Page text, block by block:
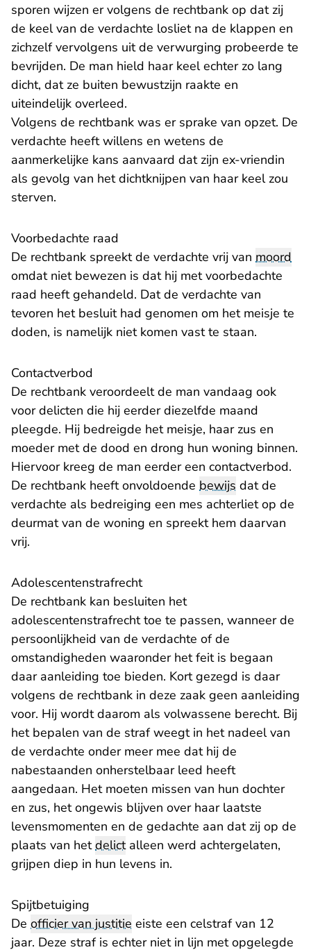
sporen wijzen er volgens de rechtbank op dat zij
de keel van de verdachte losliet na de klappen en
zichzelf vervolgens uit de verwurging probeerde te
bevrijden. De man hield haar keel echter zo lang
dicht, dat ze buiten bewustzijn raakte en
uiteindelijk overleed.
Volgens de rechtbank was er sprake van opzet. De
verdachte heeft willens en wetens de
aanmerkelijke kans aanvaard dat zijn ex-vriendin
als gevolg van het dichtknijpen van haar keel zou
sterven.
Voorbedachte raad
De rechtbank spreekt de verdachte vrij van moord
omdat niet bewezen is dat hij met voorbedachte
raad heeft gehandeld. Dat de verdachte van
tevoren het besluit had genomen om het meisje te
doden, is namelijk niet komen vast te staan.
Contactverbod
De rechtbank veroordeelt de man vandaag ook
voor delicten die hij eerder diezelfde maand
pleegde. Hij bedreigde het meisje, haar zus en
moeder met de dood en drong hun woning binnen.
Hiervoor kreeg de man eerder een contactverbod.
De rechtbank heeft onvoldoende bewijs dat de
verdachte als bedreiging een mes achterliet op de
deurmat van de woning en spreekt hem daarvan
vrij.
Adolescentenstrafrecht
De rechtbank kan besluiten het
adolescentenstrafrecht toe te passen, wanneer de
persoonlijkheid van de verdachte of de
omstandigheden waaronder het feit is begaan
daar aanleiding toe bieden. Kort gezegd is daar
volgens de rechtbank in deze zaak geen aanleiding
voor. Hij wordt daarom als volwassene berecht. Bij
het bepalen van de straf weegt in het nadeel van
de verdachte onder meer mee dat hij de
nabestaanden onherstelbaar leed heeft
aangedaan. Het moeten missen van hun dochter
en zus, het ongewis blijven over haar laatste
levensmomenten en de gedachte aan dat zij op de
plaats van hetdelictalleen werd achtergelaten,
grijpen diep in hun levens in.
Spijtbetuiging
De officier van justitie eiste een celstraf van 12
jaar. Deze straf is echter niet in lijn met opgelegde